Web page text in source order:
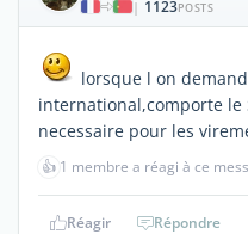
| 1123POSTS
lorsque l on
international,comporte le
necessaire pour les
👍 1 membre a réagi à ce
Réagir Répondre